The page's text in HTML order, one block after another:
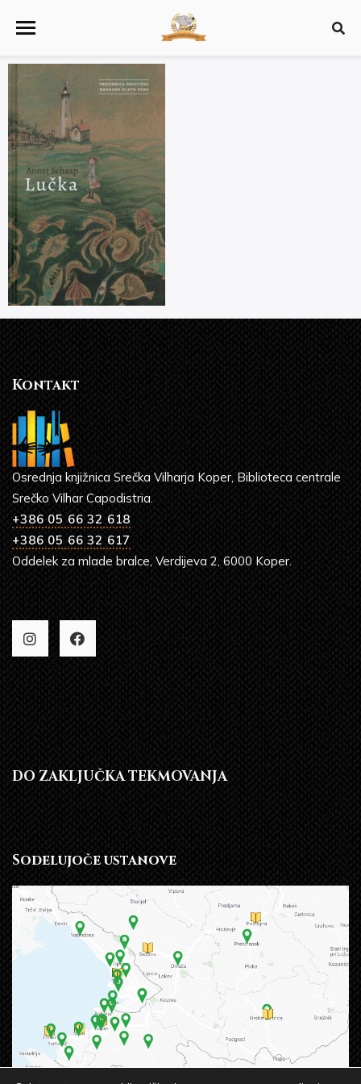
Kontakt
Osrednja knjižnica Srečka Vilharja Koper, Biblioteca centrale
Srečko Vilhar Capodistria.
+386 05 66 32 618
+386 05 66 32 617
Oddelek za mlade bralce, Verdijeva 2, 6000 Koper.
DO ZAKLJUČKA TEKMOVANJA
Sodelujoče ustanove